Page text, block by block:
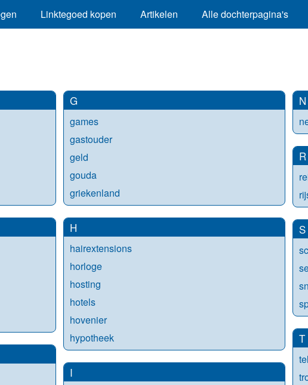
Linktegoed kopen Artikelen Alle dochterpagina's
G
games
gastouder
geld
gouda
griekenland
H
hairextensions
horloge
hosting
hotels
hovenier
hypotheek
I
N
R
S
T